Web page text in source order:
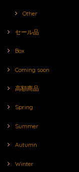
Other
セール品
Box
Coming soon
高額商品
Spring
Summer
Autumn
Winter